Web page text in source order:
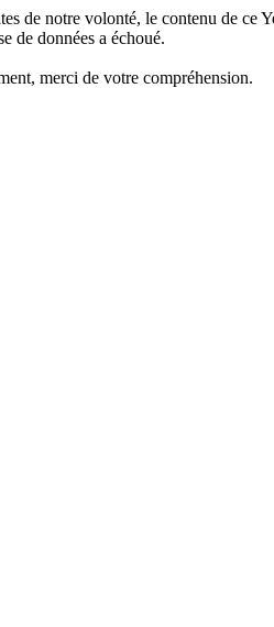
de notre volonté, le contenu de ce
de données a échoué.
merci de votre compréhension.